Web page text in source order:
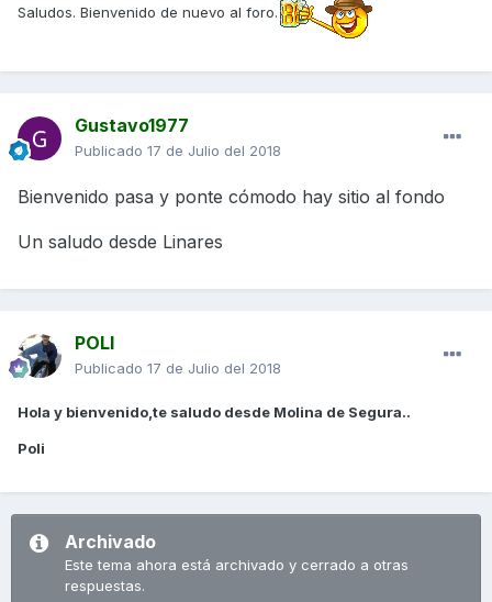
Saludos. Bienvenido de nuevo al foro.
Gustavo1977
Publicado 17 de Julio del 2018
Bienvenido pasa y ponte cómodo hay sitio al fondo
Un saludo desde Linares
POLI
Publicado 17 de Julio del 2018
Hola y bienvenido,te saludo desde Molina de Segura..
Poli
Archivado
Este tema ahora está archivado y cerrado a otras
respuestas.